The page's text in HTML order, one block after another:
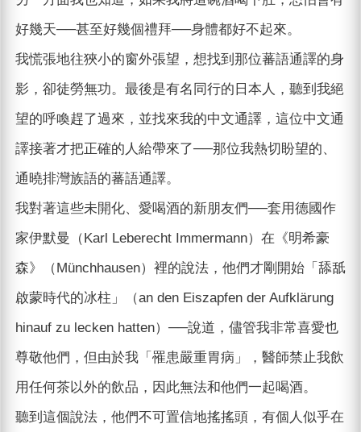
好幾天──甚至好幾個禮拜──身體都好不起來。
我慌張地往狹小的窗外張望，想找到那位蕃語通譯的身
影，卻徒勞無功。最後是有名同行的日本人，聽到我絕
望的呼喚趕了過來，並找來我的中文通譯，這位中文通
譯接著才把正確的人給帶來了──那位我熱切盼望的、
通曉排灣族語的蕃語通譯。
我對著這些未開化、愛喝酒的新朋友們──套用德國作
家伊默曼（Karl Leberecht Immermann）在《明希豪
森》（Münchhausen）裡的說法，他們才剛開始「舔舐
啟蒙時代的冰柱」（an den Eiszapfen der Aufklärung
hinauf zu lecken hatten）──說道，儘管我非常喜愛也
尊敬他們，但由於我「罹患嚴重胃病」，醫師禁止我飲
用任何茶以外的飲品，因此無法和他們一起喝酒。
聽到這個說法，他們不可置信地搖搖頭，有個人似乎在